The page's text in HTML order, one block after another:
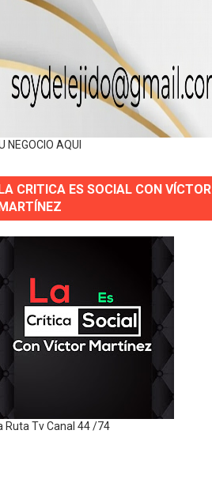
NEGOCIO AQUI
CRITICA ES SOCIAL CON VÍCTOR
Ruta Tv Canal 44 /74